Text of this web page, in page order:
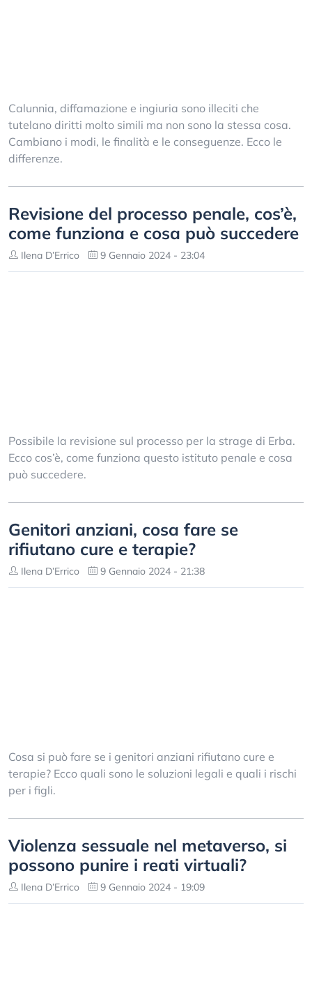
Calunnia, diffamazione e ingiuria sono illeciti che
tutelano diritti molto simili ma non sono la stessa cosa.
Cambiano i modi, le finalità e le conseguenze. Ecco le
differenze.
Revisione del processo penale, cos’è,
come funziona e cosa può succedere
Ilena D’Errico 9 Gennaio 2024 - 23:04
Possibile la revisione sul processo per la strage di Erba.
Ecco cos’è, come funziona questo istituto penale e cosa
può succedere.
Genitori anziani, cosa fare se
rifiutano cure e terapie?
Ilena D’Errico 9 Gennaio 2024 - 21:38
Cosa si può fare se i genitori anziani rifiutano cure e
terapie? Ecco quali sono le soluzioni legali e quali i rischi
per i figli.
Violenza sessuale nel metaverso, si
possono punire i reati virtuali?
Ilena D’Errico 9 Gennaio 2024 - 19:09